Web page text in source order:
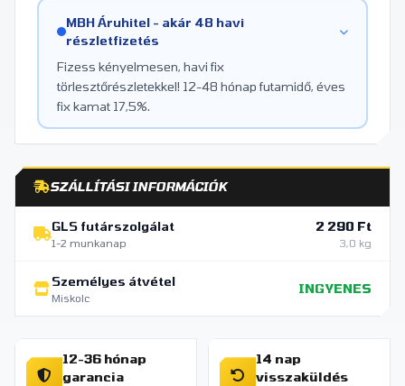
MBH Áruhitel - akár 48 havi
részletfizetés
Fizess kényelmesen, havi fix
törlesztőrészletekkel! 12-48 hónap futamidő, éves
fix kamat 17,5%.
SZÁLLÍTÁSI INFORMÁCIÓK
GLS futárszolgálat
1-2 munkanap
2 290 Ft
3,0 kg
Személyes átvétel
Miskolc
INGYENES
12-36 hónap
garancia
14 nap
visszaküldés